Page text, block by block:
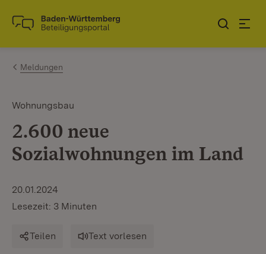
Zum Inhalt springen
Link zur Startseite
Meldungen
Wohnungsbau
2.600 neue
Sozialwohnungen im Land
20.01.2024
Lesezeit: 3 Minuten
Teilen Text vorlesen